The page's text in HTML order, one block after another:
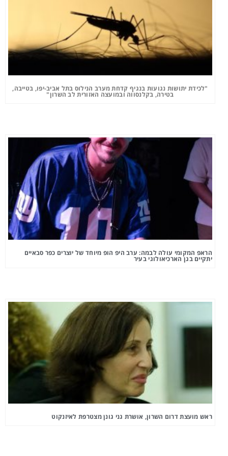
"לכידת יתושות נגועות בנגיף קדחת מערב הנילוס בתל אביב-יפו, בטייבה,
בטירה, בקלנסווה ובמועצה האזורית לב השרון"
הראפ המקומי עולה לבמה: ערב היפ הופ מיוחד של יוצרים כפר סבאיים
יתקיים בגן הארכיאולוגי בעיר
ראש מועצת דרום השרון, אושרת גני גונן מצטרפת לאיזנקוט